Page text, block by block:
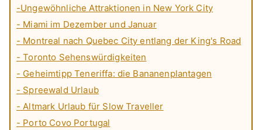
-Ungewöhnliche Attraktionen in New York City
- Miami im Dezember und Januar
- Montreal nach Quebec City entlang der King's Road
- Toronto Sehenswürdigkeiten
- Geheimtipp Teneriffa: die Bananenplantagen
- Spreewald Urlaub
- Altmark Urlaub für Slow Traveller
- Porto Covo Portugal